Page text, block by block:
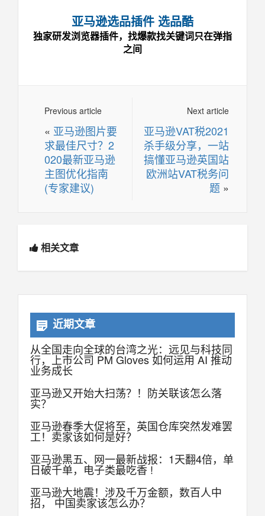
亚马逊选品插件 选品酷
独家研发浏览器插件，找爆款找关键词只在弹指
之间
Next article
亚马逊VAT税2021
杀手级分享，一站
搞懂亚马逊英国站
欧洲站VAT税务问
题 »
Previous article
« 亚马逊图片要
求最佳尺寸？2
020最新亚马逊
主图优化指南
(专家建议)
相关文章
近期文章
从全国走向全球的台湾之光：远见与科技同
行，上市公司 PM Gloves 如何运用 AI 推动
业务成长
亚马逊又开始大扫荡？！防关联该怎么落
实？
亚马逊春季大促将至，英国仓库突然发难罢
工！卖家该如何是好？
亚马逊黑五、网一最新战报：1天翻4倍，单
日破千单，电子类最吃香 !
亚马逊大地震！涉及千万金额，数百人中
招， 中国卖家该怎么办？